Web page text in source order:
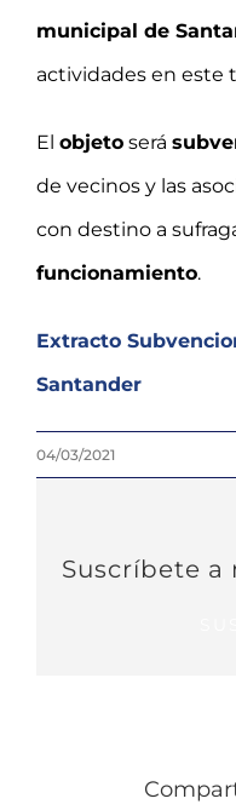
municipal de
actividades en este
El objeto será
de vecinos y las
con destino a
funcionamiento.
Extracto
Santander
04/03/2021
Suscríbete